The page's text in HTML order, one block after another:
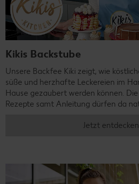
Kikis Backstube
Unsere Backfee Kiki zeigt, wie
süße und herzhafte Leckereien im
Hause gezaubert werden können.
Rezepte samt Anleitung dürfen da
Jetzt entdecken